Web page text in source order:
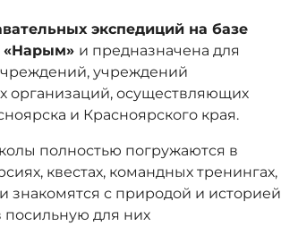
экспедиций на базе
«Нарым» и предназначена для
учреждений
организаций, осуществляющих
и Красноярского края.
полностью погружаются в
квестах, командных тренингах,
знакомятся с природой и историей
посильную для них